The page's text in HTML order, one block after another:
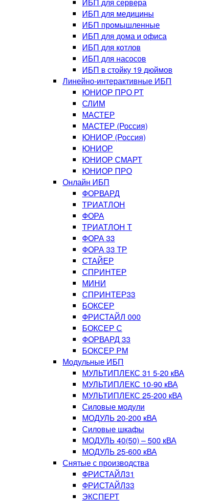
ИБП для медицины
ИБП промышленные
ИБП для дома и офиса
ИБП для котлов
ИБП для насосов
ИБП в стойку 19 дюймов
Линейно-интерактивные ИБП
ЮНИОР ПРО РТ
СЛИМ
МАСТЕР
МАСТЕР (Россия)
ЮНИОР (Россия)
ЮНИОР
ЮНИОР СМАРТ
ЮНИОР ПРО
Онлайн ИБП
ФОРВАРД
ТРИАТЛОН
ФОРА
ТРИАТЛОН Т
ФОРА 33
ФОРА 33 ТР
СТАЙЕР
СПРИНТЕР
МИНИ
СПРИНТЕР33
БОКСЕР
ФРИСТАЙЛ 000
БОКСЕР С
ФОРВАРД 33
БОКСЕР РМ
Модульные ИБП
МУЛЬТИПЛЕКС 31 5-20 кВА
МУЛЬТИПЛЕКС 10-90 кВА
МУЛЬТИПЛЕКС 25-200 кВА
Силовые модули
МОДУЛЬ 20-200 кВА
Силовые шкафы
МОДУЛЬ 40(50) – 500 кВА
МОДУЛЬ 25-600 кВА
Снятые с производства
ФРИСТАЙЛ31
ФРИСТАЙЛ33
ЭКСПЕРТ